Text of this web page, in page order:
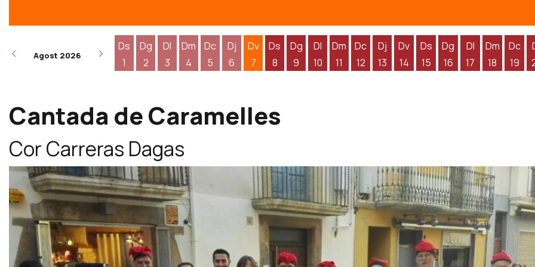
Agost 2026
Ds
1
Dg
2
Dl
3
Dm
4
Dc
5
Dj
6
Dv
7
Ds
8
Dg
9
Dl
10
Dm
11
Dc
12
Dj
13
Dv
14
Ds
15
Dg
16
Dl
17
Dm
18
Dc
19
Cantada de Caramelles
Cor Carreras Dagas